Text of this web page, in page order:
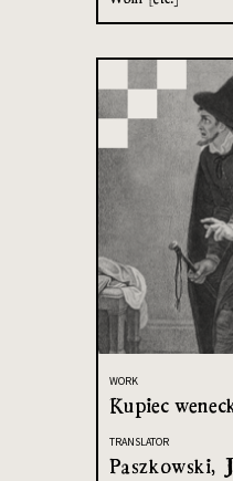
WORK
Kupiec
TRANSLATOR
Paszkowski,